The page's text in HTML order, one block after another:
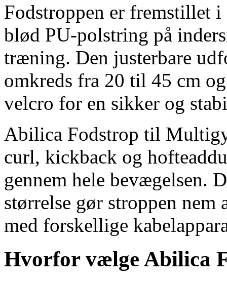
Fodstroppen er fremstillet
blød PU-polstring på
træning. Den justerbare
omkreds fra 20 til 45 cm
velcro for en sikker og
Abilica Fodstrop til
curl, kickback og
gennem hele bevægelsen.
størrelse gør stroppen nem
med forskellige
Hvorfor vælge Abilica